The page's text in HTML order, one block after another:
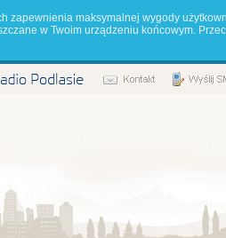
maksymalnej wygody
w Twoim urządzeniu końcowym.